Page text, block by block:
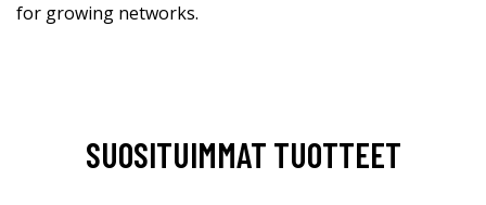
for growing networks.
SUOSITUIMMAT TUOTTEET